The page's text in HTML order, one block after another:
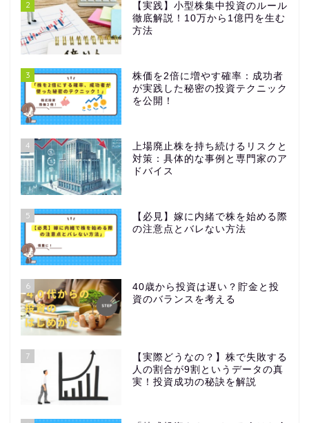
2
【実践】小型株集中投資のルール
徹底解説！10万から1億円を生む
方法
3
株価を2倍に増やす確率：成功者
が実践した秘密の投資テクニック
を公開！
4
上場廃止株を持ち続けるリスクと
対策：具体的な事例と専門家のア
ドバイス
5
【必見】嫁に内緒で株を始める際
の注意点とバレない方法
6
40歳から投資は遅い？貯金と投
資のバランスを考える
7
【実際どうなの？】株で失敗する
人の割合が9割というデータの真
実！投資成功の秘訣を解説